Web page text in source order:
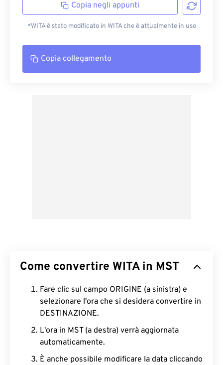
Copia negli appunti
*WITA è stato modificato in WITA che è attualmente in uso
Copia collegamento
Come convertire WITA in MST
Fare clic sul campo ORIGINE (a sinistra) e
selezionare l'ora che si desidera convertire in
DESTINAZIONE.
L'ora in MST (a destra) verrà aggiornata
automaticamente.
È anche possibile modificare la data cliccando